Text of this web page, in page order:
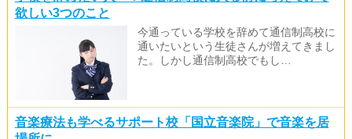
欲しい3つのこと
今通っている学校を辞めて通信制高校に
通いたいという生徒さんが増えてきまし
た。しかし通信制高校でもし…
音楽療法も学べるサポート校「国立音楽院」で音楽を居